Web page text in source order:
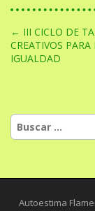
N
a
g
a
← III CICLO DE
CREATIVOS PARA
IGUALDAD
Buscar:
Autoestima